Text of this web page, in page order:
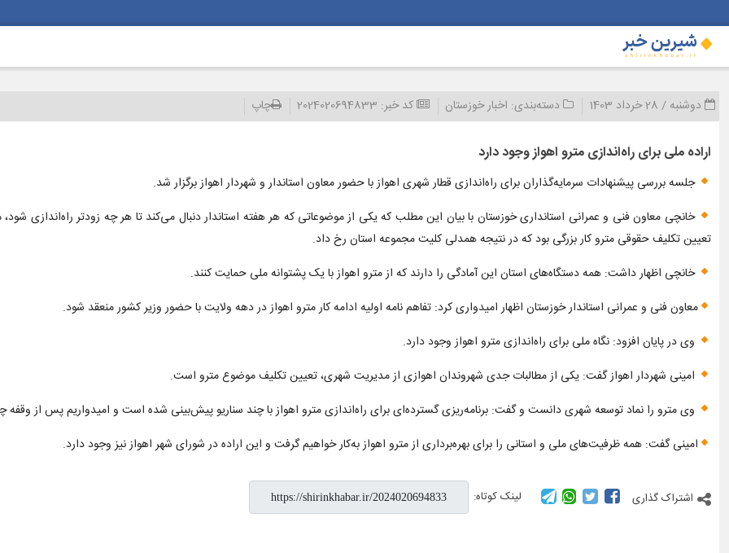
دوشنبه / 28 خرداد 1403 دسته‌بندی: اخبار خوزستان کد خبر: 2024020694833 چاپ
اراده ملی برای راه‌اندازی مترو اهواز وجود دارد
جلسه بررسی پیشنهادات سرمایه‌گذاران برای راه‌اندازی قطار شهری اهواز با حضور معاون استاندار و شهردار اهواز برگزار شد.
خانچی معاون فنی و عمرانی استانداری خوزستان با بیان این مطلب که یکی از موضوعاتی که هر هفته استاندار دنبال می‌کند تا هر چه زودتر راه‌اندازی
تعیین تکلیف حقوقی مترو کار بزرگی بود که در نتیجه همدلی کلیت مجموعه استان رخ داد.
خانچی اظهار داشت: همه دستگاه‌های استان این آمادگی را دارند که از مترو اهواز با یک پشتوانه ملی حمایت کنند.
معاون فنی و عمرانی استاندار خوزستان اظهار امیدواری کرد: تفاهم نامه اولیه ادامه کار مترو اهواز در دهه ولایت با حضور وزیر کشور منعقد شود.
وی در پایان افزود: نگاه ملی برای راه‌اندازی مترو اهواز وجود دارد.
امینی شهردار اهواز گفت: یکی از مطالبات جدی شهروندان اهوازی از مدیریت شهری، تعیین تکلیف موضوع مترو است.
وی مترو را نماد توسعه شهری دانست و گفت: برنامه‌ریزی گسترده‌ای برای راه‌اندازی مترو اهواز با چند سناریو پیش‌بینی شده است و امیدواریم پس از وقفه
امینی گفت: همه ظرفیت‌های ملی و استانی را برای بهره‌برداری از مترو اهواز به‌کار خواهیم گرفت و این اراده در شورای شهر اهواز نیز وجود دارد.
اشتراک گذاری لینک کوتاه: